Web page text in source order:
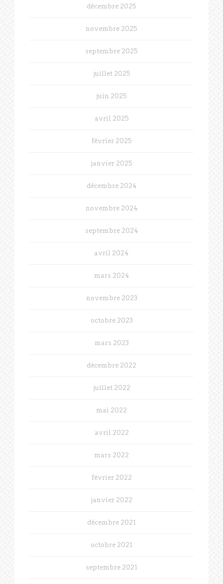
décembre 2025
novembre 2025
septembre 2025
juillet 2025
juin 2025
avril 2025
février 2025
janvier 2025
décembre 2024
novembre 2024
septembre 2024
avril 2024
mars 2024
novembre 2023
octobre 2023
mars 2023
décembre 2022
juillet 2022
mai 2022
avril 2022
mars 2022
février 2022
janvier 2022
décembre 2021
octobre 2021
septembre 2021